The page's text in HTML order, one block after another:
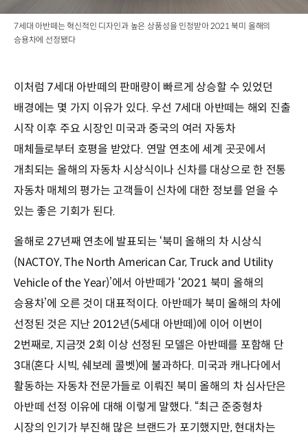
7세대 아반떼는 혁신적인 디자인과 높은 상품성을 인정받아 2021 북미 올해의
승용차에 선정됐다
이처럼 7세대 아반떼의 판매량이 빠르게 상승할 수 있었던
배경에는 몇 가지 이유가 있다. 우선 7세대 아반떼는 해외 진출
시작 이후 주요 시장인 미국과 중국의 여러 자동차
매체들로부터 호평을 받았다. 연말 연초에 세계 곳곳에서
개최되는 올해의 자동차 시상식이나 신차를 대상으로 한 전통
자동차 매체의 평가는 고객들이 신차에 대한 정보를 얻을 수
있는 좋은 기회가 된다.
올해로 27년째 연초에 발표되는 ‘북미 올해의 차 시상식
(NACTOY, The North American Car, Truck and Utility
Vehicle of the Year)’에서 아반떼가 ‘2021 북미 올해의
승용차’에 오른 것이 대표적이다. 아반떼가 북미 올해의 차에
선정된 것은 지난 2012년(5세대 아반떼)에 이어 이번이
2번째로, 지금껏 2회 이상 선정된 모델은 아반떼를 포함해 단
3대(혼다 시빅, 쉐보레 콜벳)에 불과하다. 미국과 캐나다에서
활동하는 자동차 전문가들로 이뤄진 북미 올해의 차 심사단은
아반떼 선정 이유에 대해 이렇게 말했다. “최근 준중형차
시장의 인기가 부진해 많은 브랜드가 포기했지만, 현대차는